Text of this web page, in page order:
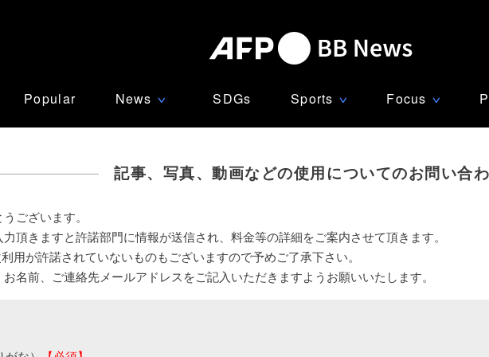
Popular News ∨ SDGs Sports ∨ Focus ∨
記事、写真、動画などの使用についてのお問い合
ございます。
頂きますと許諾部門に情報が送信され、料金等の詳細をご案内させて頂きます。
用が許諾されていないものもございますので予めご了承下さい。
名前、ご連絡先メールアドレスをご記入いただきますようお願いいたします。